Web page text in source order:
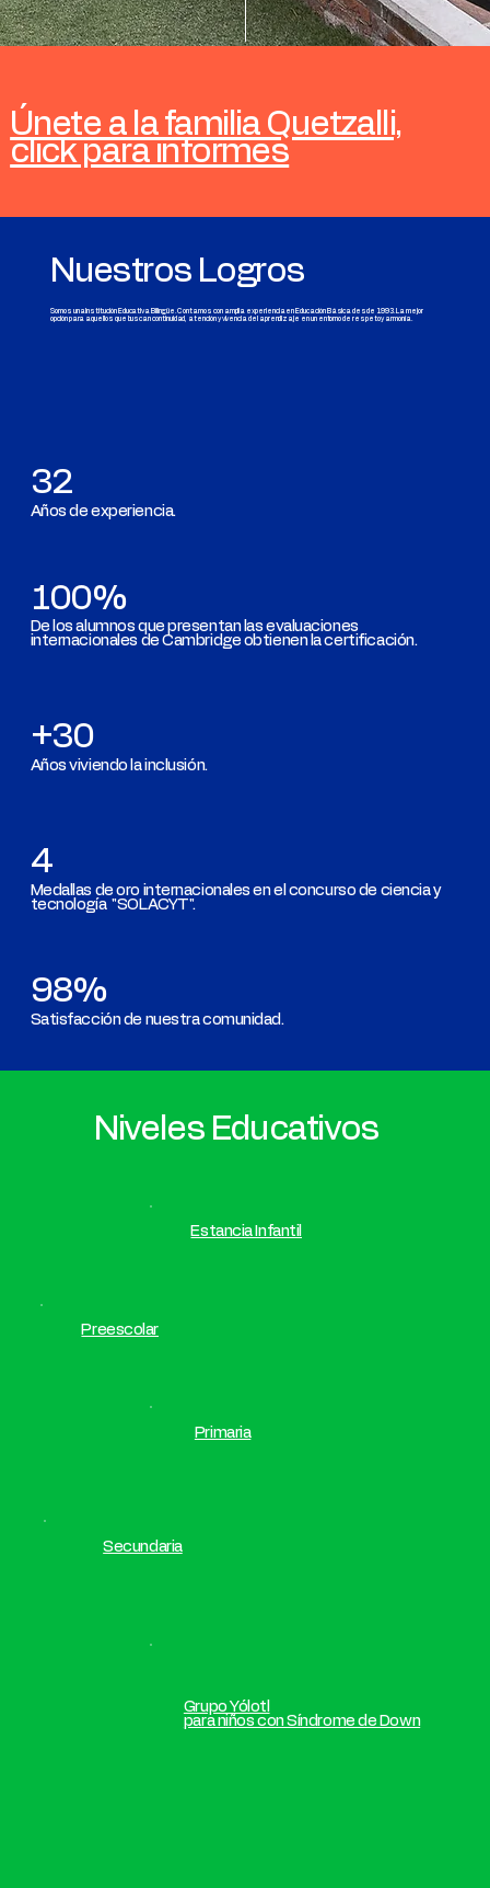
Únete a la familia Quetzalli,
click para informes
Nuestros Logros
Somos una Institución Educativa Bilingüe. Contamos con amplia experiencia en Educación Básica desde 1993. La mejor
opción para aquellos que buscan continuidad, atención y vivencia del aprendizaje en un entorno de respeto y armonía.
32
Años de experiencia.
100%
De los alumnos que presentan las evaluaciones
internacionales de Cambridge obtienen la certificación.
+30
Años viviendo la inclusión.
4
Medallas de oro internacionales en el concurso de ciencia y
tecnología "SOLACYT".
98%
Satisfacción de nuestra comunidad.
Niveles Educativos
Estancia Infantil
Preescolar
Primaria
Secundaria
Grupo Yólotl
para niños con Síndrome de Down